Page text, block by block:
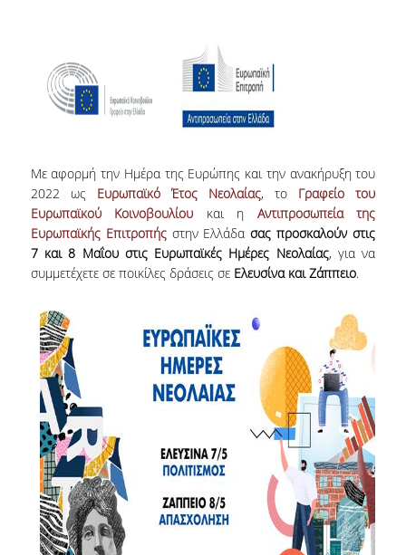
TESTIMONIALS ΑΠΟΦΟΙΤΩΝ
ΑΝΘΡΩΠΙΝΟ ΔΥΝΑΜΙΚΟ
ΜΕΛΗ ΔΕΠ
ΕΤΑΙΡΟΙ
ΕΝΤΕΤΑΛΜΕΝΟΙ ΔΙΔΑΣΚΟΝΤΕΣ
ΜΕΤΑΔΙΔΑΚΤΟΡΕΣ
ΕΡΓΑΣΤΗΡΙΑΚΟ ΠΡΟΣΩΠΙΚΟ
ΜΗΤΡΩΟ ΓΝΩΣΤΙΚΩΝ ΑΝΤΙΚΕΙΜΕΝΩΝ
ΤΜΗΜΑΤΟΣ
ΜΗΤΡΩΑ ΜΕΛΩΝ ΤΜΗΜΑΤΟΣ
ΥΠΟΨΗΦΙΟΙ ΦΟΙΤΗΤΕΣ
ΓΙΑΤΙ ΔΕΟΣ
ΟΙΚΟΝΟΜΙΚΑ ΜΕ ΔΙΕΘΝΗ ΔΙΑΣΤΑΣΗ
Με αφορμή την Ημέρα της Ευρώπης και την ανακήρυξη του
2022 ως Ευρωπαϊκό Έτος Νεολαίας, το Γραφείο του
Ευρωπαϊκού Κοινοβουλίου και η Αντιπροσωπεία της
Ευρωπαϊκής Επιτροπήςστην Ελλάδασας προσκαλούν στις
7 και 8 Μαΐου στις Ευρωπαϊκές Ημέρες Νεολαίας, για να
συμμετέχετε σε ποικίλες δράσεις σε Ελευσίνα και Ζάππειο.